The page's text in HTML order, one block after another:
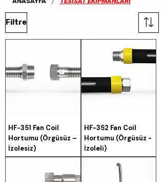
Filtre
HF-351 Fan Coil
Hortumu (Örgüsüz –
İzolesiz)
HF-352 Fan Coil
Hortumu (Örgüsüz -
İzoleli)